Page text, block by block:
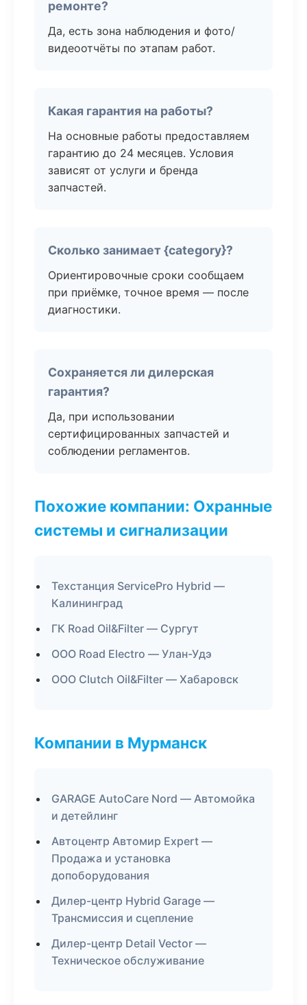
ремонте?
Да, есть зона наблюдения и фото/
видеоотчёты по этапам работ.
Какая гарантия на работы?
На основные работы предоставляем
гарантию до 24 месяцев. Условия
зависят от услуги и бренда
запчастей.
Сколько занимает {category}?
Ориентировочные сроки сообщаем
при приёмке, точное время — после
диагностики.
Сохраняется ли дилерская
гарантия?
Да, при использовании
сертифицированных запчастей и
соблюдении регламентов.
Похожие компании: Охранные
системы и сигнализации
Техстанция ServicePro Hybrid —
Калининград
ГК Road Oil&Filter — Сургут
ООО Road Electro — Улан-Удэ
ООО Clutch Oil&Filter — Хабаровск
Компании в Мурманск
GARAGE AutoCare Nord — Автомойка
и детейлинг
Автоцентр Автомир Expert —
Продажа и установка
допоборудования
Дилер-центр Hybrid Garage —
Трансмиссия и сцепление
Дилер-центр Detail Vector —
Техническое обслуживание